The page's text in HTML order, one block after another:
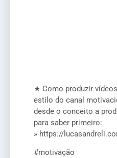
★ Como produzir
estilo do canal
desde o conceito a
para saber primeiro:
» https://
#motivação